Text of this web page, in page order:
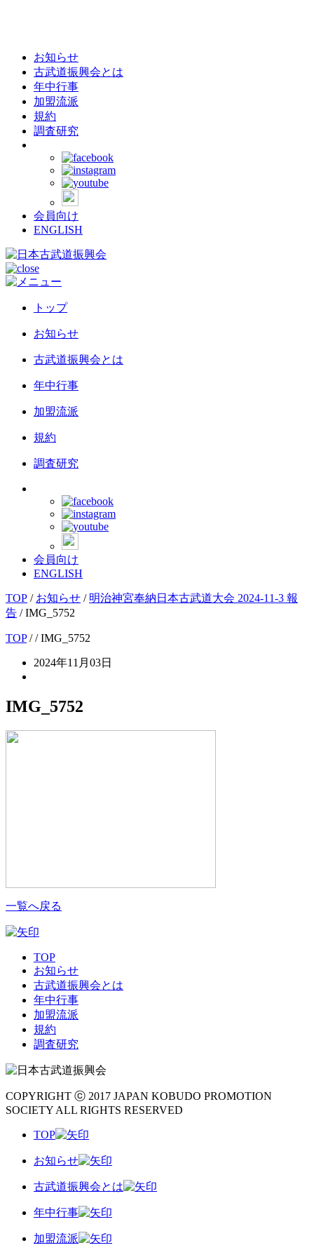
お知らせ
古武道振興会とは
年中行事
加盟流派
規約
調査研究
会員向け
ENGLISH
トップ
お知らせ
古武道振興会とは
年中行事
加盟流派
規約
調査研究
会員向け
ENGLISH
TOP / お知らせ / 明治神宮奉納日本古武道大会 2024-11-3 報
告 /IMG_5752
TOP// IMG_5752
2024年11月03日
IMG_5752
一覧へ戻る
TOP
お知らせ
古武道振興会とは
年中行事
加盟流派
規約
調査研究
COPYRIGHT ⓒ 2017 JAPAN KOBUDO PROMOTION
SOCIETY ALL RIGHTS RESERVED
TOP
お知らせ
古武道振興会とは
年中行事
加盟流派